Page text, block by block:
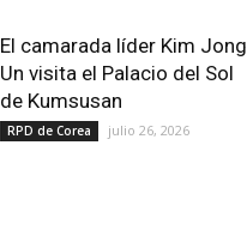
El camarada líder Kim Jong
Un visita el Palacio del Sol
de Kumsusan
RPD de Corea julio 26, 2026